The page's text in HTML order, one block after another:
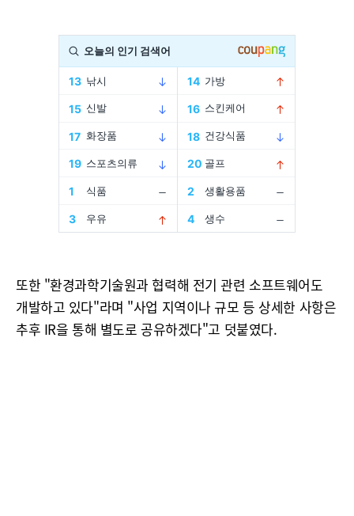
또한 "환경과학기술원과 협력해 전기 관련 소프트웨어도
개발하고 있다"라며 "사업 지역이나 규모 등 상세한 사항은
추후 IR을 통해 별도로 공유하겠다"고 덧붙였다.